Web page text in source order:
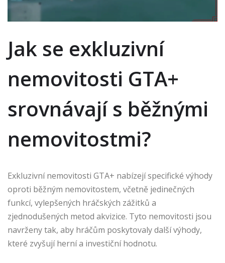
Jak se exkluzivní
nemovitosti GTA+
srovnávají s běžnými
nemovitostmi?
Exkluzivní nemovitosti GTA+ nabízejí specifické výhody
oproti běžným nemovitostem, včetně jedinečných
funkcí, vylepšených hráčských zážitků a
zjednodušených metod akvizice. Tyto nemovitosti jsou
navrženy tak, aby hráčům poskytovaly další výhody,
které zvyšují herní a investiční hodnotu.